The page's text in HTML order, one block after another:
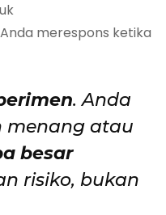
merespons ketika
. Anda
menang atau
besar
risiko, bukan